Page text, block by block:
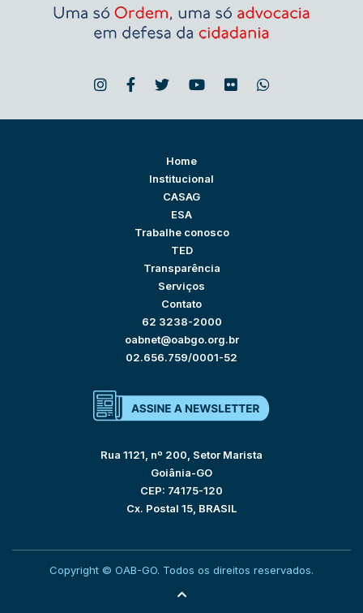
Home
Institucional
CASAG
ESA
Trabalhe conosco
TED
Transparência
Serviços
Contato
62 3238-2000
oabnet@oabgo.org.br
02.656.759/0001-52
Rua 1121, nº 200, Setor Marista
Goiânia-GO
CEP: 74175-120
Cx. Postal 15, BRASIL
Copyright © OAB-GO. Todos os direitos reservados.